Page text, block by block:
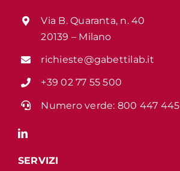
Via B. Quaranta, n. 40
20139 – Milano
richieste@gabettilab.it
+39 02 77 55 500
Numero verde: 800 447 445
SERVIZI